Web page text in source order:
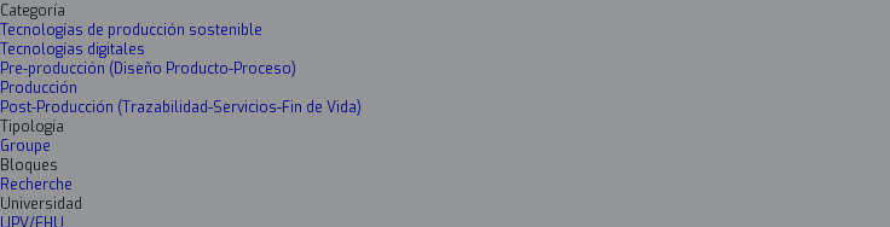
Categoría
Tecnologías de producción sostenible
Tecnologías digitales
Pre-producción (Diseño Producto-Proceso)
Producción
Post-Producción (Trazabilidad-Servicios-Fin de Vida)
Tipología
Groupe
Bloques
Recherche
Universidad